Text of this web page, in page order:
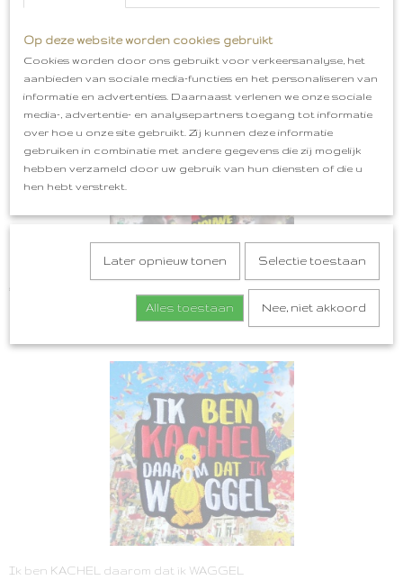
€ 4,99
Ik ben KACHEL daarom dat ik WAGGEL
Op deze website worden cookies gebruikt
Cookies worden door ons gebruikt voor verkeersanalyse, het
aanbieden van sociale media-functies en het personaliseren van
informatie en advertenties. Daarnaast verlenen we onze sociale
media-, advertentie- en analysepartners toegang tot informatie
over hoe u onze site gebruikt. Zij kunnen deze informatie
gebruiken in combinatie met andere gegevens die zij mogelijk
hebben verzameld door uw gebruik van hun diensten of die u
hen hebt verstrekt.
Later opnieuw tonen Selectie toestaan
Alles toestaan Nee, niet akkoord